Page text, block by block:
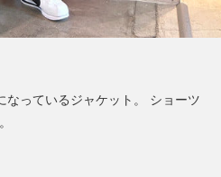
なっているジャケット。 ショーツ